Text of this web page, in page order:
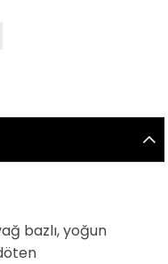
bazlı, yoğun